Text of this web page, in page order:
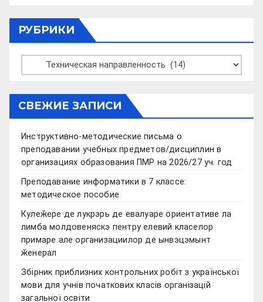
РУБРИКИ
Рубрики
СВЕЖИЕ ЗАПИСИ
Инструктивно-методические письма о
преподавании учебных предметов/дисциплин в
организациях образования ПМР на 2026/27 уч. год
Преподавание информатики в 7 классе:
методическое пособие
Кулеӂере де лукрэрь де евалуаре ориентативе ла
лимба молдовеняскэ пентру елевий класелор
примаре але организациилор де ынвэцэмынт
ӂенерал
Збірник приблизних контрольних робіт з української
мови для учнів початкових класів організацій
загальної освіти